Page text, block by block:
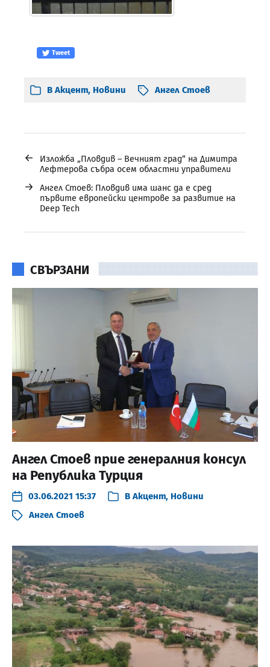
Tweet
В Акцент, Новини Ангел Стоев
←
Изложба „Пловдив – Вечният град“ на Димитра
Лефтерова събра осем областни управители
→
Ангел Стоев: Пловдив има шанс да е сред
първите европейски центрове за развитие на
Deep Tech
СВЪРЗАНИ
Ангел Стоев прие генералния консул
на Република Турция
03.06.2021 15:37 В Акцент, Новини
Ангел Стоев